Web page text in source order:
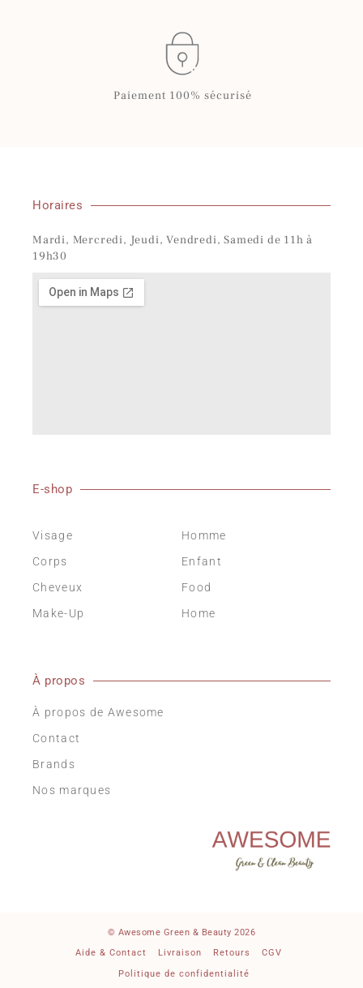
Paiement 100% sécurisé
Horaires
Mardi, Mercredi, Jeudi, Vendredi, Samedi de 11h à
19h30
E-shop
Visage
Corps
Cheveux
Make-Up
Homme
Enfant
Food
Home
À propos
À propos de Awesome
Contact
Brands
Nos marques
© Awesome Green & Beauty 2026
Aide & Contact
Livraison Retours
CGV
Politique de confidentialité